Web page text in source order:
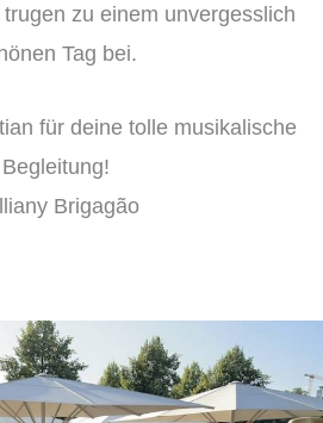
zu einem unvergesslich
Tag bei.
für deine tolle musikalische
Begleitung!
Brigagão